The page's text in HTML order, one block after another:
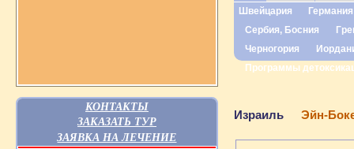
КОНТАКТЫ
ЗАКАЗАТЬ ТУР
ЗАЯВКА НА ЛЕЧЕНИЕ
Швейцария
Германия
Сербия, Босния
Черногория
Программы
Израиль Эйн-